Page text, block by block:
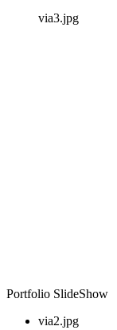
via3.jpg
Portfolio SlideShow
via2.jpg